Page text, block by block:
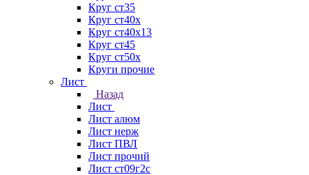
Круг ст35
Круг ст40х
Круг ст40х13
Круг ст45
Круг ст50х
Круги прочие
Лист
Назад
Лист
Лист алюм
Лист нерж
Лист ПВЛ
Лист прочий
Лист ст09г2с